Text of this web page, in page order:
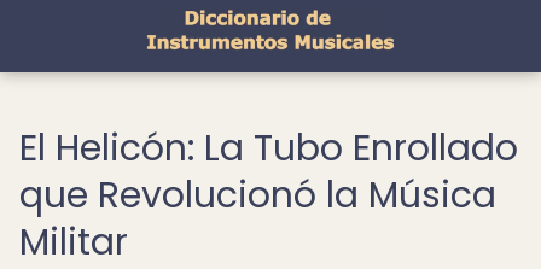
El Helicón: La Tubo Enrollado
que Revolucionó la Música
Militar